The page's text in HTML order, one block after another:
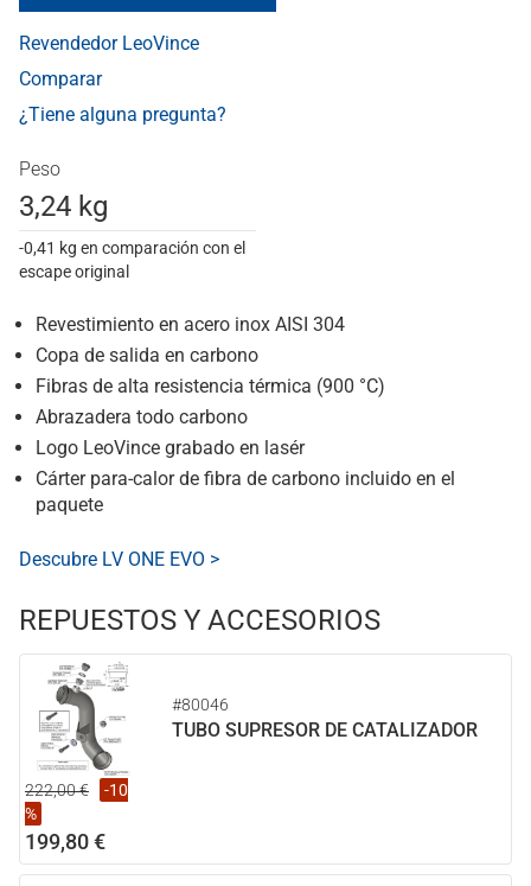
Revendedor LeoVince
Comparar
¿Tiene alguna pregunta?
Peso
3,24 kg
-0,41 kg en comparación con el
escape original
Revestimiento en acero inox AISI 304
Copa de salida en carbono
Fibras de alta resistencia térmica (900 °C)
Abrazadera todo carbono
Logo LeoVince grabado en lasér
Cárter para-calor de fibra de carbono incluido en el
paquete
Descubre LV ONE EVO >
REPUESTOS Y ACCESORIOS
#80046
TUBO SUPRESOR DE CATALIZADOR
222,00 €
-10
%
199,80 €